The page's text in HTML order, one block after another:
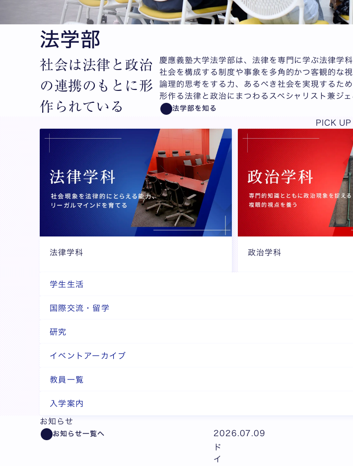
法学部
社会は法律と政治
の連携のもとに形
作られている
慶應義塾大学法学部は、法律を専門に学ぶ法律学
社会を構成する制度や事象を多角的かつ客観的な
論理的思考をする力、あるべき社会を実現するた
形作る法律と政治にまつわるスペシャリスト兼ジェ
法学部を知る
PICK UP
法律学科 政治学科
学生生活
国際交流・留学
研究
イベントアーカイブ
教員一覧
入学案内
お知らせ
お知らせ一覧へ
2026.07.09
ド
イ